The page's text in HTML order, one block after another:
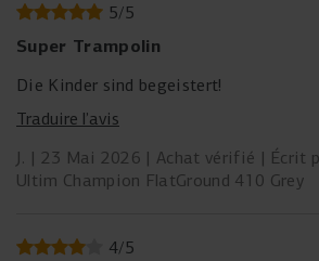
5/5
Super Trampolin
Die Kinder sind begeistert!
Traduire l’avis
J.
23 Mai 2026 Achat vérifié
Écrit
Ultim Champion FlatGround 410 Grey
4/5